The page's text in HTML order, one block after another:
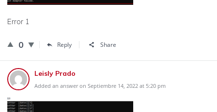
Error 1
0 Reply Share
Leisly Prado
Added an answer on Septiembre 14, 2022 at 5:20 pm